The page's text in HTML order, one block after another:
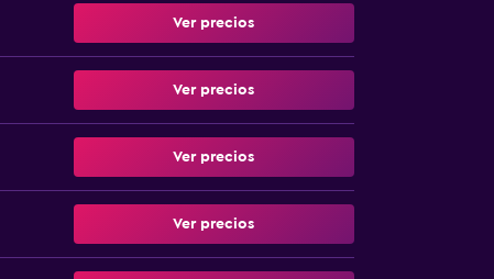
Ver precios
Ver precios
Ver precios
Ver precios